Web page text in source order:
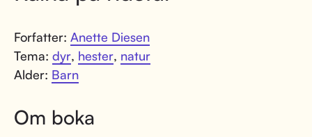
Forfatter: Anette Diesen
Tema: dyr, hester, natur
Alder: Barn
Om boka